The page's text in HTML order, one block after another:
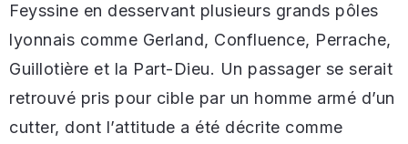
Feyssine en desservant plusieurs grands pôles
lyonnais comme Gerland, Confluence, Perrache,
Guillotière et la Part-Dieu. Un passager se serait
retrouvé pris pour cible par un homme armé d’un
cutter, dont l’attitude a été décrite comme